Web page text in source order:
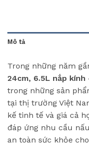
Mô tả
Trong những năm
24cm, 6.5L nắp kính
trong những sản
tại thị trường Việt
kế tinh tế và giá cả
đáp ứng nhu cầu
an toàn sức khỏe